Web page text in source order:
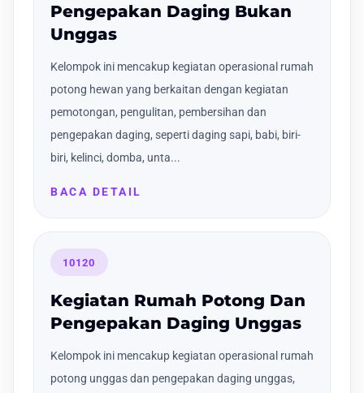
Pengepakan Daging Bukan
Unggas
Kelompok ini mencakup kegiatan operasional rumah
potong hewan yang berkaitan dengan kegiatan
pemotongan, pengulitan, pembersihan dan
pengepakan daging, seperti daging sapi, babi, biri-
biri, kelinci, domba, unta...
BACA DETAIL
10120
Kegiatan Rumah Potong Dan
Pengepakan Daging Unggas
Kelompok ini mencakup kegiatan operasional rumah
potong unggas dan pengepakan daging unggas,